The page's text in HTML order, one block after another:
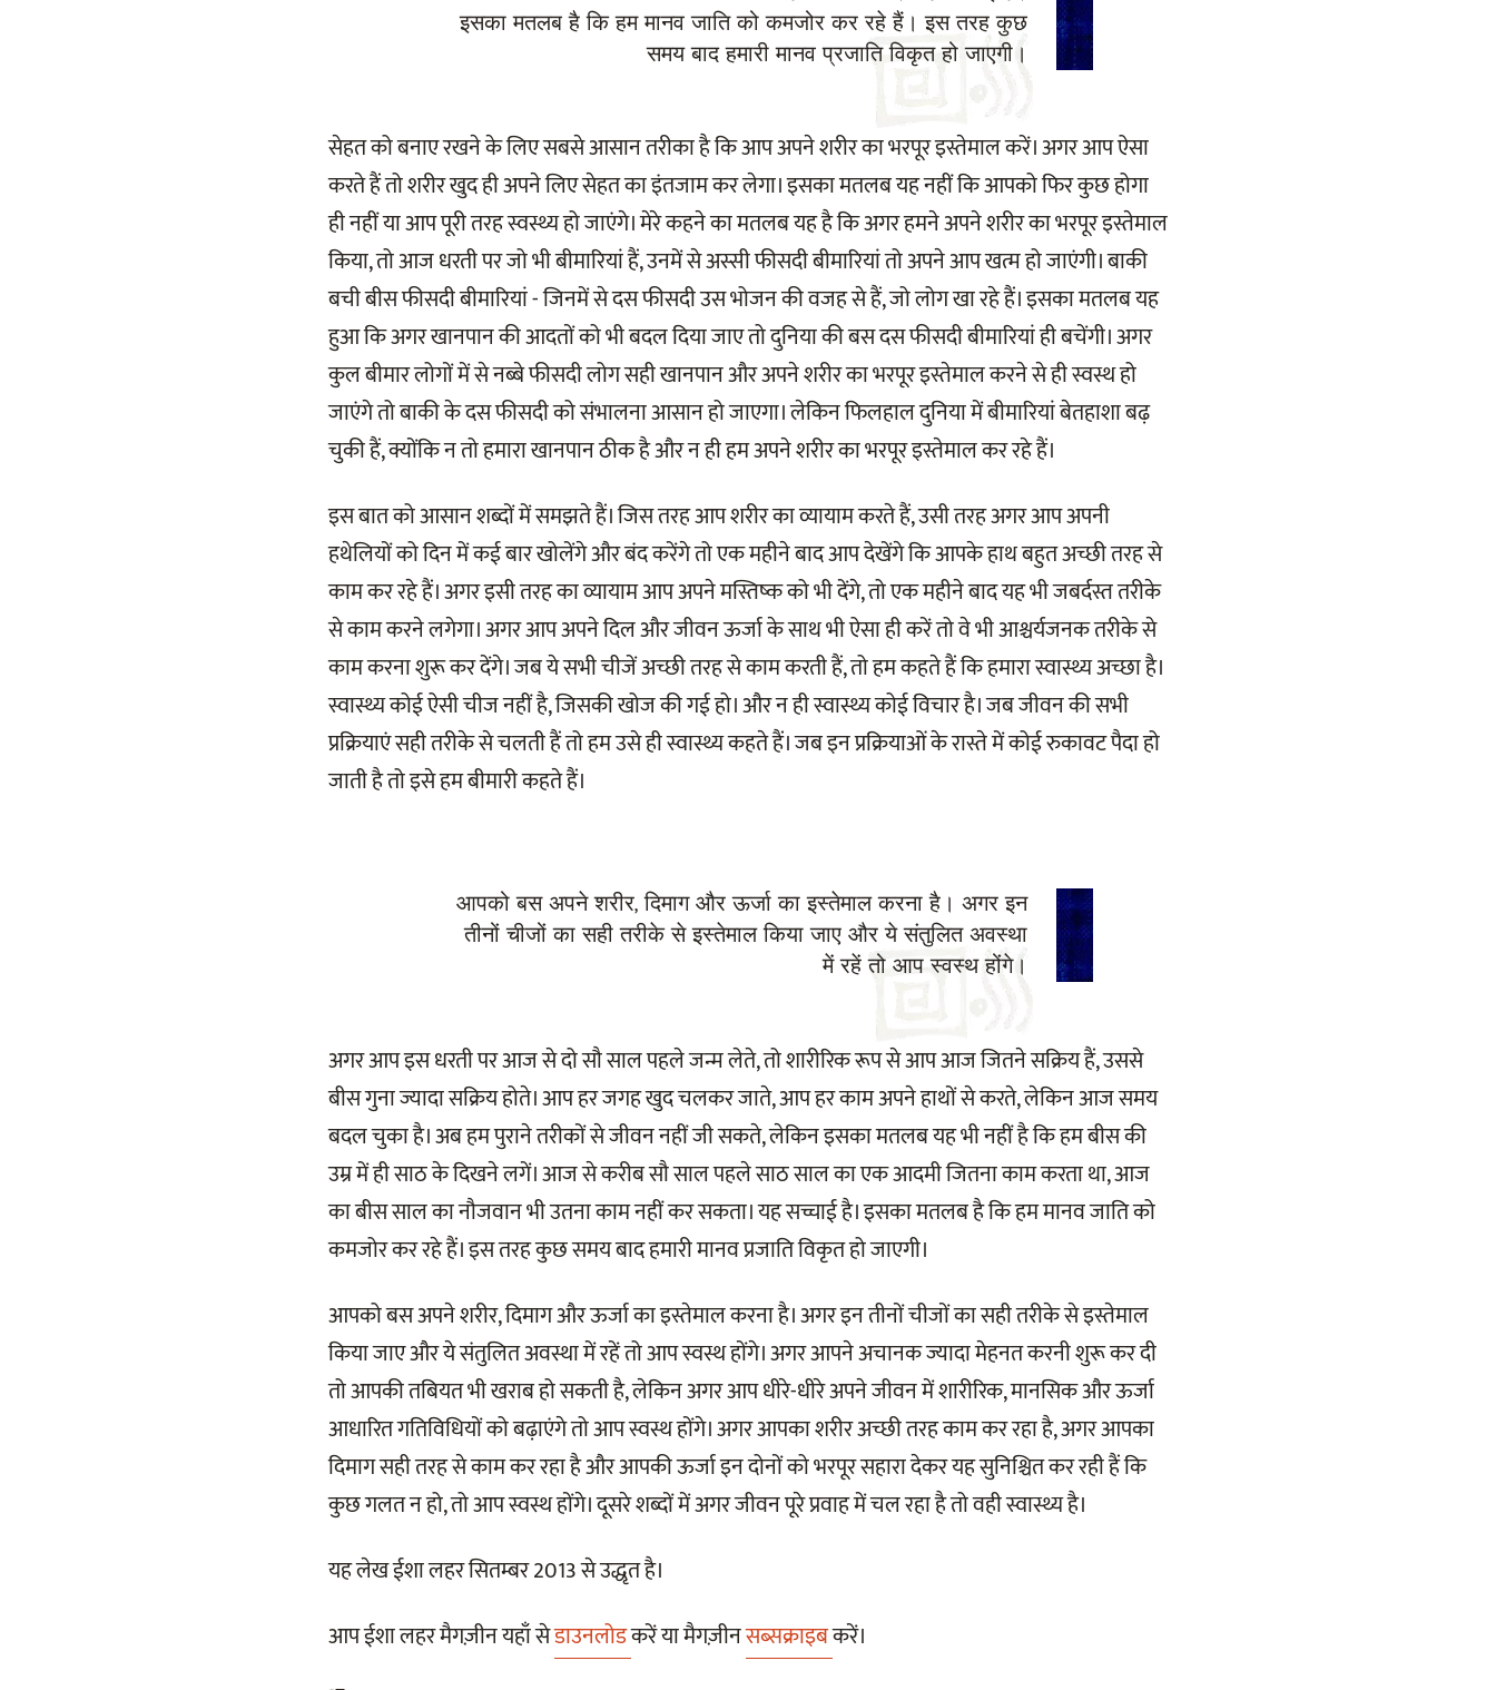
इसका मतलब है कि हम मानव जाति को कमजोर कर रहे हैं। इस तरह कुछ
समय बाद हमारी मानव प्रजाति विकृत हो जाएगी।
सेहत को बनाए रखने के लिए सबसे आसान तरीका है कि आप अपने शरीर का भरपूर इस्तेमाल करें। अगर आप ऐसा
करते हैं तो शरीर खुद ही अपने लिए सेहत का इंतजाम कर लेगा। इसका मतलब यह नहीं कि आपको फिर कुछ होगा
ही नहीं या आप पूरी तरह स्वस्थ्य हो जाएंगे। मेरे कहने का मतलब यह है कि अगर हमने अपने शरीर का भरपूर इस्तेमाल
किया, तो आज धरती पर जो भी बीमारियां हैं, उनमें से अस्सी फीसदी बीमारियां तो अपने आप खत्म हो जाएंगी। बाकी
बची बीस फीसदी बीमारियां - जिनमें से दस फीसदी उस भोजन की वजह से हैं, जो लोग खा रहे हैं। इसका मतलब यह
हुआ कि अगर खानपान की आदतों को भी बदल दिया जाए तो दुनिया की बस दस फीसदी बीमारियां ही बचेंगी। अगर
कुल बीमार लोगों में से नब्बे फीसदी लोग सही खानपान और अपने शरीर का भरपूर इस्तेमाल करने से ही स्वस्थ हो
जाएंगे तो बाकी के दस फीसदी को संभालना आसान हो जाएगा। लेकिन फिलहाल दुनिया में बीमारियां बेतहाशा बढ़
चुकी हैं, क्योंकि न तो हमारा खानपान ठीक है और न ही हम अपने शरीर का भरपूर इस्तेमाल कर रहे हैं।
इस बात को आसान शब्दों में समझते हैं। जिस तरह आप शरीर का व्यायाम करते हैं, उसी तरह अगर आप अपनी
हथेलियों को दिन में कई बार खोलेंगे और बंद करेंगे तो एक महीने बाद आप देखेंगे कि आपके हाथ बहुत अच्छी तरह से
काम कर रहे हैं। अगर इसी तरह का व्यायाम आप अपने मस्तिष्क को भी देंगे, तो एक महीने बाद यह भी जबर्दस्त तरीके
से काम करने लगेगा। अगर आप अपने दिल और जीवन ऊर्जा के साथ भी ऐसा ही करें तो वे भी आश्चर्यजनक तरीके से
काम करना शुरू कर देंगे। जब ये सभी चीजें अच्छी तरह से काम करती हैं, तो हम कहते हैं कि हमारा स्वास्थ्य अच्छा है।
स्वास्थ्य कोई ऐसी चीज नहीं है, जिसकी खोज की गई हो। और न ही स्वास्थ्य कोई विचार है। जब जीवन की सभी
प्रक्रियाएं सही तरीके से चलती हैं तो हम उसे ही स्वास्थ्य कहते हैं। जब इन प्रक्रियाओं के रास्ते में कोई रुकावट पैदा हो
जाती है तो इसे हम बीमारी कहते हैं।
आपको बस अपने शरीर, दिमाग और ऊर्जा का इस्तेमाल करना है। अगर इन
तीनों चीजों का सही तरीके से इस्तेमाल किया जाए और ये संतुलित अवस्था
में रहें तो आप स्वस्थ होंगे।
अगर आप इस धरती पर आज से दो सौ साल पहले जन्म लेते, तो शारीरिक रूप से आप आज जितने सक्रिय हैं, उससे
बीस गुना ज्यादा सक्रिय होते। आप हर जगह खुद चलकर जाते, आप हर काम अपने हाथों से करते, लेकिन आज समय
बदल चुका है। अब हम पुराने तरीकों से जीवन नहीं जी सकते, लेकिन इसका मतलब यह भी नहीं है कि हम बीस की
उम्र में ही साठ के दिखने लगें। आज से करीब सौ साल पहले साठ साल का एक आदमी जितना काम करता था, आज
का बीस साल का नौजवान भी उतना काम नहीं कर सकता। यह सच्चाई है। इसका मतलब है कि हम मानव जाति को
कमजोर कर रहे हैं। इस तरह कुछ समय बाद हमारी मानव प्रजाति विकृत हो जाएगी।
आपको बस अपने शरीर, दिमाग और ऊर्जा का इस्तेमाल करना है। अगर इन तीनों चीजों का सही तरीके से इस्तेमाल
किया जाए और ये संतुलित अवस्था में रहें तो आप स्वस्थ होंगे। अगर आपने अचानक ज्यादा मेहनत करनी शुरू कर दी
तो आपकी तबियत भी खराब हो सकती है, लेकिन अगर आप धीरे-धीरे अपने जीवन में शारीरिक, मानसिक और ऊर्जा
आधारित गतिविधियों को बढ़ाएंगे तो आप स्वस्थ होंगे। अगर आपका शरीर अच्छी तरह काम कर रहा है, अगर आपका
दिमाग सही तरह से काम कर रहा है और आपकी ऊर्जा इन दोनों को भरपूर सहारा देकर यह सुनिश्चित कर रही हैं कि
कुछ गलत न हो, तो आप स्वस्थ होंगे। दूसरे शब्दों में अगर जीवन पूरे प्रवाह में चल रहा है तो वही स्वास्थ्य है।
यह लेख ईशा लहर सितम्बर 2013 से उद्धृत है।
आप ईशा लहर मैगज़ीन यहाँ सेडाउनलोडकरें या मैगज़ीनसब्सक्राइबकरें।